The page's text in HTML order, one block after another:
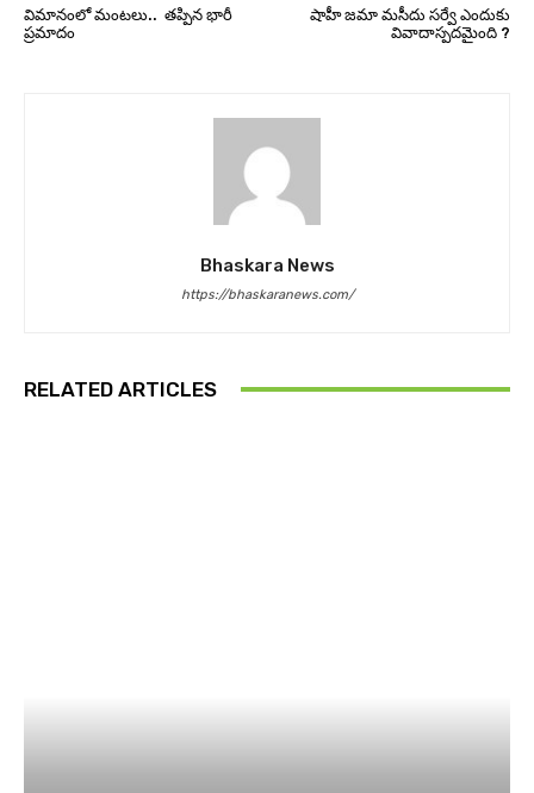
విమానంలో మంటలు.. తప్పిన భారీ
ప్రమాదం
షాహీ జమా మసీదు సర్వే ఎందుకు
వివాదాస్పదమైంది ?
Bhaskara News
https://bhaskaranews.com/
RELATED ARTICLES